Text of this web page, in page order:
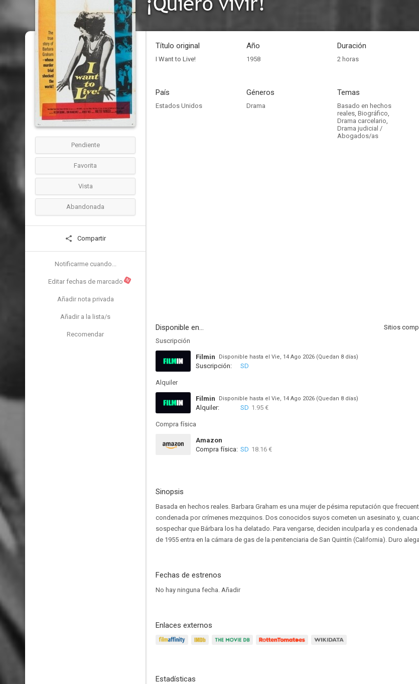
Pendiente
Favorita
Vista
Abandonada
Compartir
Notificarme cuando...
Editar fechas de marcado N
Añadir nota privada
Añadir a la lista/s
Recomendar
Título original
I Want to Live!
Año
1958
Duración
2 horas
País
Estados Unidos
Géneros
Drama
Temas
Basado en hechos
reales, Biográfico,
Drama carcelario,
Drama judicial /
Abogados/as
Disponible en...
Sitios
Suscripción
Filmin Disponible hasta el Vie, 14 Ago 2026 (Quedan 8 días)
Suscripción: SD
Alquiler
Filmin Disponible hasta el Vie, 14 Ago 2026 (Quedan 8 días)
Alquiler: SD 1.95 €
Compra física
Amazon
Compra física: SD 18.16 €
Sinopsis
Basada en hechos reales. Barbara Graham es una mujer de pésima reputación que
condenada por crímenes mezquinos. Dos conocidos suyos cometen un asesinato y,
sospechar que Bárbara los ha delatado. Para vengarse, deciden inculparla y es
de 1955 entra en la cámara de gas de la penitenciaria de San Quintín (California). Duro
Fechas de estrenos
No hay ninguna fecha. Añadir
Enlaces externos
Estadísticas